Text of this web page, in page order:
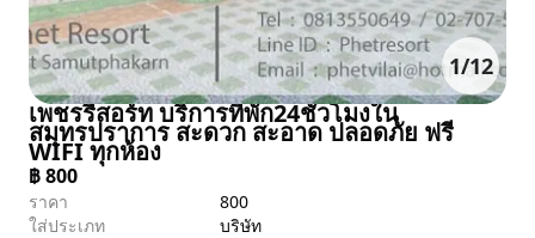
1/12
เพชรรีสอร์ท บริการที่พัก24ชั่วโมงใน
สมุทรปราการ สะดวก สะอาด ปลอดภัย ฟรี
WIFI ทุกห้อง
฿800
ราคา
800
ใส่ประเภท
บริษัท